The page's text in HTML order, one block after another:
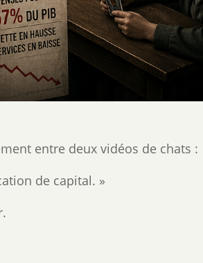
entre deux vidéos de chats :
de capital. »